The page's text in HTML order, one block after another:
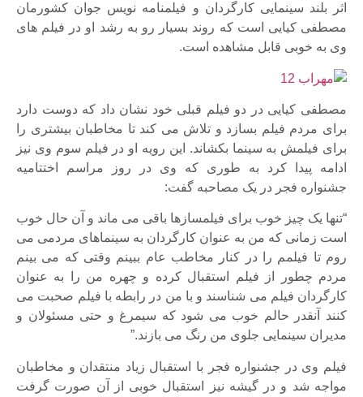
اثر بلند سینمایی کارگردان و فیلمنامه نویس جوان کشورمان
مصطفی کیایی است که روند بسیار رو به رشد او در فیلم های
وی به خوبی قابل مشاهده است.
مصطفی کیایی در دو فیلم قبلی خود نشان داد که دوست دارد
برای مردم فیلم بسازد و تلاش می کند تا مخاطبان بیشتری را
برای فیلمش به سینما بکشاند. این رویه او در فیلم سوم وی نیز
ادامه پیدا کرد به طوری که وی در روز مراسم اختتامیه
جشنواره فجر در یک مصاحبه گفت:
“تنها یک چیز خوب برای فیلمسازها باقی می ماند و آن حال خوب
است زمانی که من به عنوان کارگردان به سینماهای مردمی می
روم تا فیلمم را در کنار مخاطب عام ببینم وقتی که می بینم
مردم چطور از فیلم استقبال کرده و چهره من را به عنوان
کارگردان فیلم می شناسند و با من در رابطه با فیلم صحبت می
کنند آنقدر حالم خوب می شود که سیمرغ و حتی مسئولان و
مدیران سینمایی جلوی من رنگ می بازند.”
فیلم وی در جشنواره فجر با استقبال زیاد منتقدان و مخاطبان
مواجه شد و در گیشه نیز استقبال خوبی از آن صورت گرفت